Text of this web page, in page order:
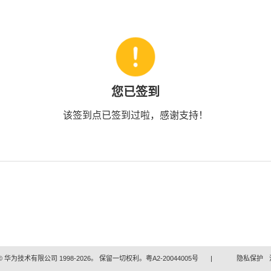
您已签到
该签到点已签到过啦，感谢支持！
华为技术有限公司 1998-2026。 保留一切权利。粤A2-20044005号 | 隐私保护